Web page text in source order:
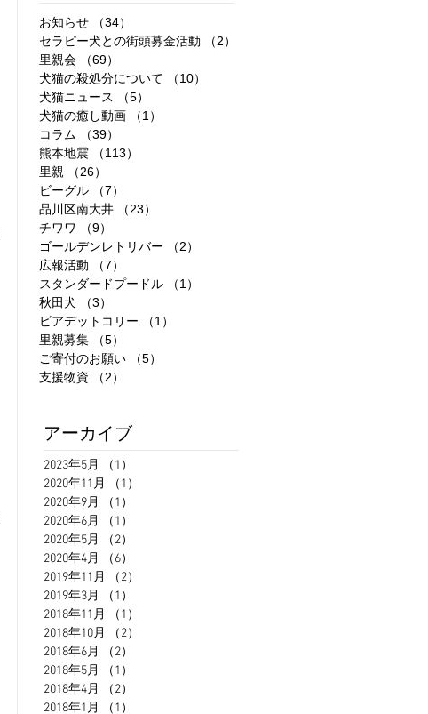
お知らせ （34）
セラピー犬との街頭募金活動
（2）
里親会
（69）
犬猫の殺処分について
（10）
犬猫ニュース
（5）
犬猫の癒し動画
（1）
コラム
（39）
熊本地震
（113）
里親
（26）
ビーグル
（7）
品川区南大井
（23）
チワワ
（9）
ゴールデンレトリバー
（2）
広報活動
（7）
スタンダードプードル
（1）
秋田犬
（3）
ビアデットコリー
（1）
里親募集
（5）
ご寄付のお願い
（5）
支援物資
（2）
アーカイブ
2023年5月 （1）
2020年11月
（1）
2020年9月
（1）
2020年6月
（1）
2020年5月
（2）
2020年4月
（6）
2019年11月
（2）
2019年3月
（1）
2018年11月
（1）
2018年10月
（2）
2018年6月
（2）
2018年5月
（1）
2018年4月
（2）
2018年1月
（1）